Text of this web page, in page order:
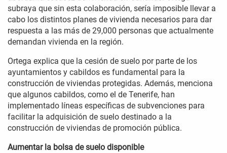
subraya que sin esta colaboración, sería imposible llevar a
cabo los distintos planes de vivienda necesarios para dar
respuesta a las más de 29,000 personas que actualmente
demandan vivienda en la región.
Ortega explica que la cesión de suelo por parte de los
ayuntamientos y cabildos es fundamental para la
construcción de viviendas protegidas. Además, menciona
que algunos cabildos, como el de Tenerife, han
implementado líneas específicas de subvenciones para
facilitar la adquisición de suelo destinado a la
construcción de viviendas de promoción pública.
Aumentar la bolsa de suelo disponible